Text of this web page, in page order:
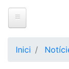
Inici